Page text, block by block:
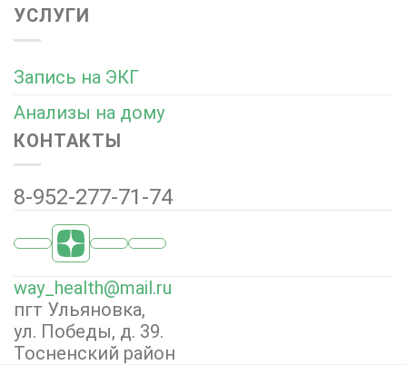
УСЛУГИ
Запись на ЭКГ
Анализы на дому
КОНТАКТЫ
8-952-277-71-74
way_health@mail.ru
пгт Ульяновка,
ул. Победы, д. 39.
Тосненский район